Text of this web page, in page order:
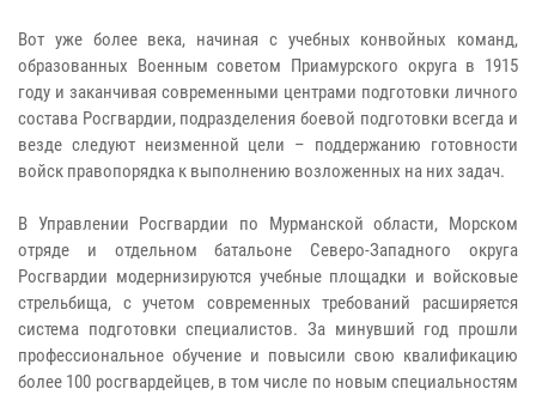
Вот уже более века, начиная с учебных конвойных команд,
образованных Военным советом Приамурского округа в 1915
году и заканчивая современными центрами подготовки личного
состава Росгвардии, подразделения боевой подготовки всегда и
везде следуют неизменной цели – поддержанию готовности
войск правопорядка к выполнению возложенных на них задач.
В Управлении Росгвардии по Мурманской области, Морском
отряде и отдельном батальоне Северо-Западного округа
Росгвардии модернизируются учебные площадки и войсковые
стрельбища, с учетом современных требований расширяется
система подготовки специалистов. За минувший год прошли
профессиональное обучение и повысили свою квалификацию
более 100 росгвардейцев, в том числе по новым специальностям